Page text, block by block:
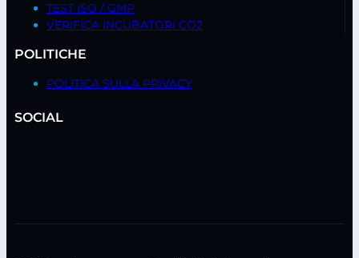
TEST ISO / GMP
VERIFICA INCUBATORI CO2
POLITICHE
POLITICA SULLA PRIVACY
SOCIAL